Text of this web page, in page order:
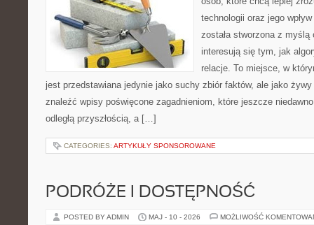
technologii oraz jego
została stworzona z
interesują się tym, jak
relacje. To miejsce, w
jest przedstawiana jedynie jako suchy zbiór faktów, ale jako
znaleźć wpisy poświęcone zagadnieniom, które jeszcze niedawno
odległą przyszłością, a […]
CATEGORIES: ARTYKUŁY SPONSOROWANE
PODRÓŻE I DOSTĘPNOŚĆ
POSTED BY ADMIN MAJ - 10 - 2026 MOŻLIWOŚĆ